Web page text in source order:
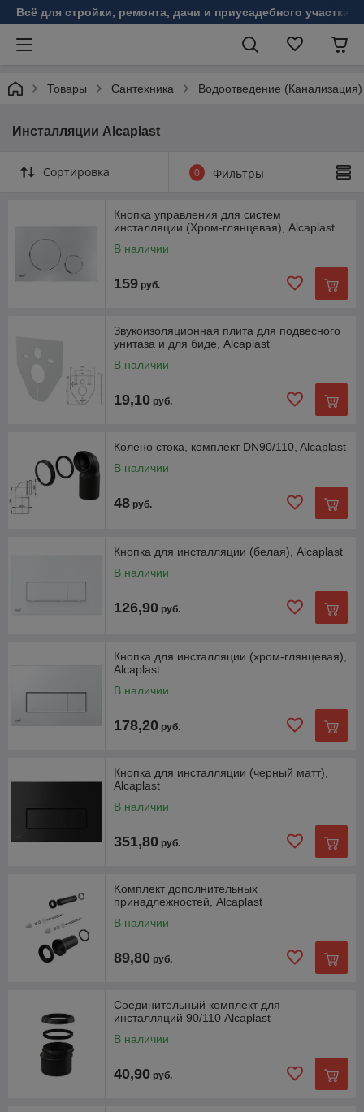
Всё для стройки, ремонта, дачи и приусадебного участка!
Товары Сантехника Водоотведение (Канализация)
Инсталляции Alcaplast
Сортировка 0 Фильтры
Кнопка управления для систем
инсталляции (Хром-глянцевая), Alcaplast
В наличии
159 руб.
Звукоизоляционная плита для подвесного
унитаза и для биде, Alcaplast
В наличии
19,10 руб.
Колено стока, комплект DN90/110, Alcaplast
В наличии
48 руб.
Кнопка для инсталляции (белая), Alcaplast
В наличии
126,90 руб.
Кнопка для инсталляции (хром-глянцевая),
Alcaplast
В наличии
178,20 руб.
Кнопка для инсталляции (черный матт),
Alcaplast
В наличии
351,80 руб.
Kомплект дополнительных
принадлежностей, Alcaplast
В наличии
89,80 руб.
Соединительный комплект для
инсталляций 90/110 Alcaplast
В наличии
40,90 руб.